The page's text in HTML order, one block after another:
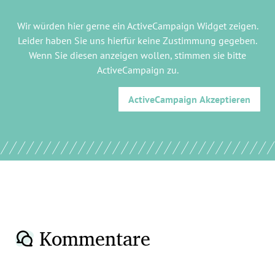
Wir würden hier gerne ein ActiveCampaign Widgetzeigen.
Leider haben Sie uns hierfür keine Zustimmung gegeben.
Wenn Sie diesen anzeigen wollen, stimmen sie bitte
ActiveCampaign zu.
ActiveCampaign Akzeptieren
Kommentare